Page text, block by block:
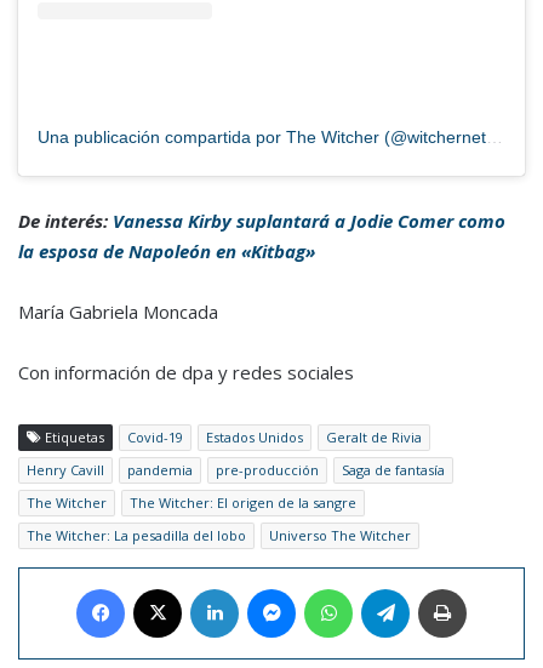
Una publicación compartida por The Witcher (@witchernetflix)
De interés: Vanessa Kirby suplantará a Jodie Comer como
la esposa de Napoleón en «Kitbag»
María Gabriela Moncada
Con información de dpa y redes sociales
Etiquetas Covid-19 Estados Unidos
Geralt de Rivia
Henry Cavill
pandemia pre-producción
Saga de fantasía
The Witcher
The Witcher: El origen de la sangre
The Witcher: La pesadilla del lobo
Universo The Witcher
Facebook LinkedIn MessengerWhatsAppTelegram